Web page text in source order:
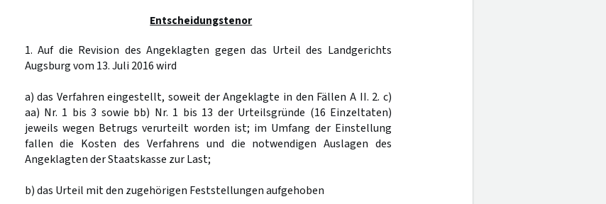
Entscheidungstenor
1. Auf die Revision des Angeklagten gegen das Urteil des Landgerichts
Augsburg vom 13. Juli 2016 wird
a) das Verfahren eingestellt, soweit der Angeklagte in den Fällen A II. 2. c)
aa) Nr. 1 bis 3 sowie bb) Nr. 1 bis 13 der Urteilsgründe (16 Einzeltaten)
jeweils wegen Betrugs verurteilt worden ist; im Umfang der Einstellung
fallen die Kosten des Verfahrens und die notwendigen Auslagen des
Angeklagten der Staatskasse zur Last;
b) das Urteil mit den zugehörigen Feststellungen aufgehoben